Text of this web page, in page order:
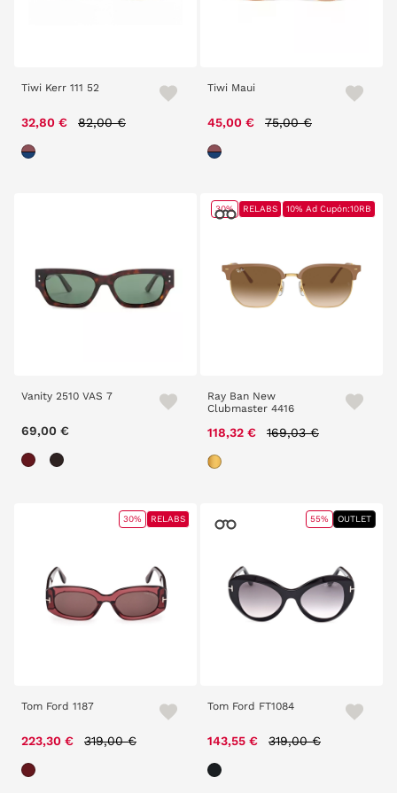
Tiwi Kerr 111 52
32,80 € Price reduced from
82,00 €
Tiwi Maui
45,00 € Price reduced from
75,00 €
Vanity 2510 VAS 7
69,00 €
Ray Ban New
Clubmaster 4416
118,32 € Price reduced from
169,03 €
30% RELABS 10% Ad Cupón:10RB
Tom Ford 1187
223,30 € Price reduced from
319,00 €
30% RELABS
Tom Ford FT1084
143,55 € Price reduced from
319,00 €
55% OUTLET